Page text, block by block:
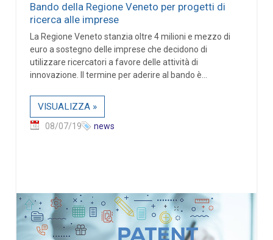
Bando della Regione Veneto per progetti di
ricerca alle imprese
La Regione Veneto stanzia oltre 4 milioni e mezzo di
euro a sostegno delle imprese che decidono di
utilizzare ricercatori a favore delle attività di
innovazione. Il termine per aderire al bando è...
VISUALIZZA »
08/07/19 news